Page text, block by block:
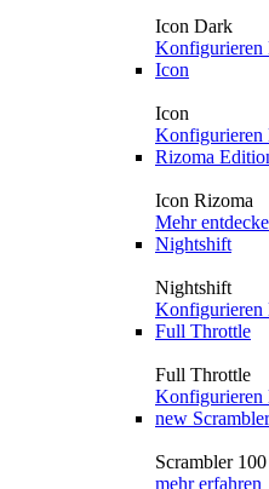
Icon Dark
Konfigurieren
Icon
Icon
Konfigurieren
Rizoma
Icon Rizoma
Mehr
Nightshift
Nightshift
Konfigurieren
Full Throttle
Full Throttle
Konfigurieren
new
Scrambler 100
mehr erfahren